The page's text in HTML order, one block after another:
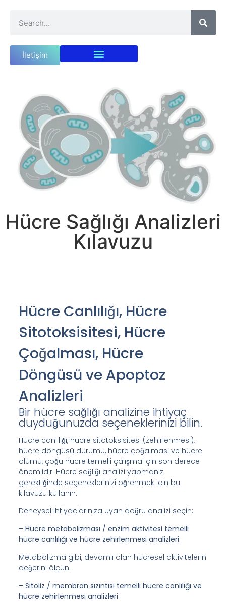
İletişim
Hücre Sağlığı Analizleri
Kılavuzu
Hücre Canlılığı, Hücre
Sitotoksisitesi, Hücre
Çoğalması, Hücre
Döngüsü ve Apoptoz
Analizleri
Bir hücre sağlığı analizine ihtiyaç
duyduğunuzda seçeneklerinizi bilin.
Hücre canlılığı, hücre sitotoksisitesi (zehirlenmesi),
hücre döngüsü durumu, hücre çoğalması ve hücre
ölümü, çoğu hücre temelli çalışma için son derece
önemlidir. Hücre sağlığı analizi yapmanız
gerektiğinde seçeneklerinizi öğrenmek için bu
kılavuzu kullanın.
Deneysel ihtiyaçlarınıza uyan doğru analizi seçin:
– Hücre metabolizması / enzim aktivitesi temelli
hücre canlılığı ve hücre zehirlenmesi analizleri
Metabolizma gibi, devamlı olan hücresel aktivitelerin
değerini ölçün.
– Sitoliz / membran sızıntısı temelli hücre canlılığı ve
hücre zehirlenmesi analizleri